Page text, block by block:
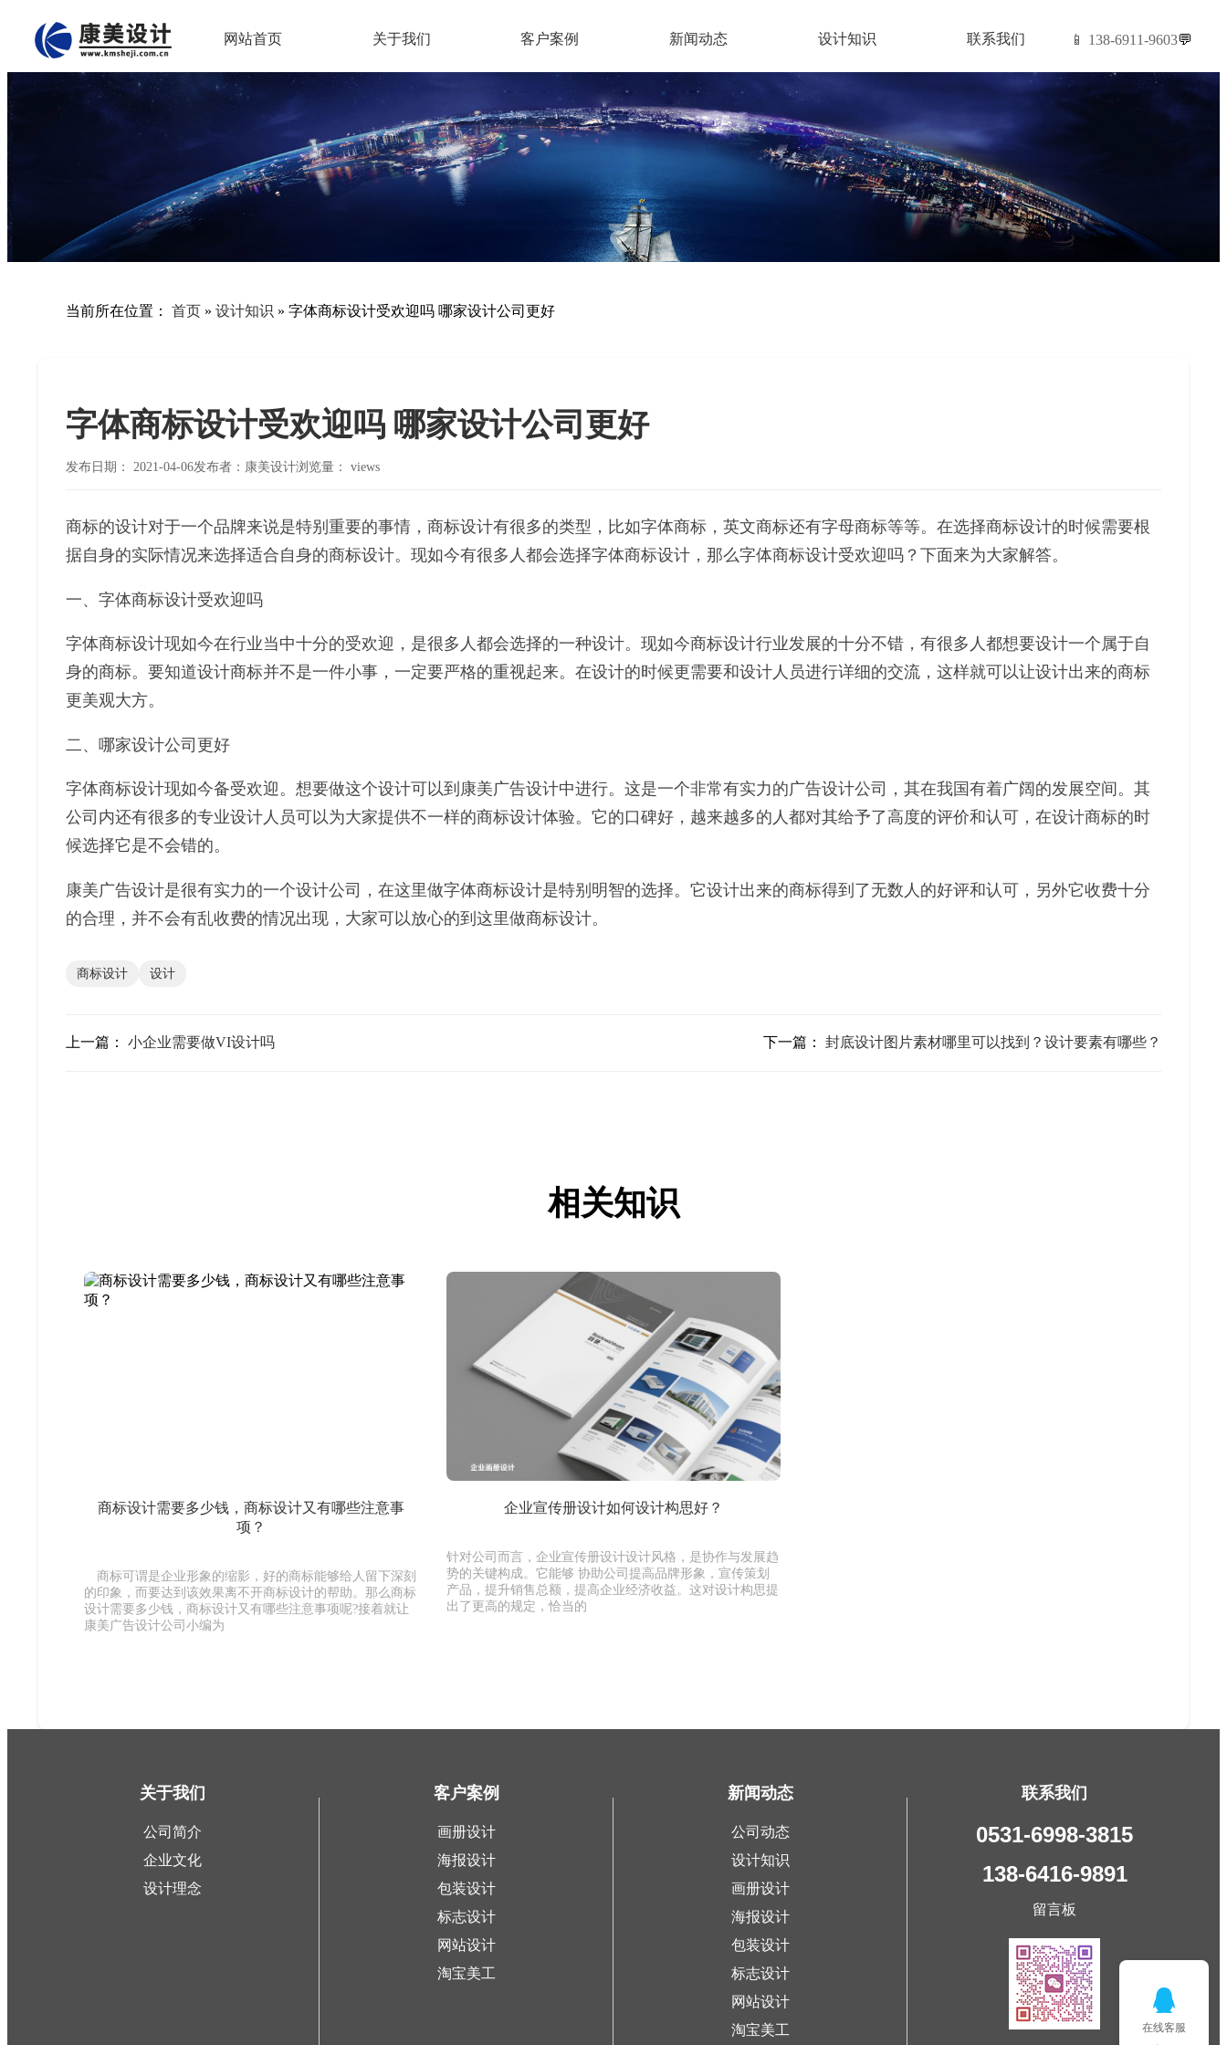
网站首页 关于我们 客户案例 新闻动态 设计知识 联系我们 📱 138-6911-9603💬
当前所在位置： 首页 » 设计知识 » 字体商标设计受欢迎吗 哪家设计公司更好
字体商标设计受欢迎吗 哪家设计公司更好
发布日期： 2021-04-06发布者：康美设计浏览量： views
商标的设计对于一个品牌来说是特别重要的事情，商标设计有很多的类型，比如字体商标，英文商标还有字母商标等等。在选择商标设计的时候需要根
据自身的实际情况来选择适合自身的商标设计。现如今有很多人都会选择字体商标设计，那么字体商标设计受欢迎吗？下面来为大家解答。
一、字体商标设计受欢迎吗
字体商标设计现如今在行业当中十分的受欢迎，是很多人都会选择的一种设计。现如今商标设计行业发展的十分不错，有很多人都想要设计一个属于自
身的商标。要知道设计商标并不是一件小事，一定要严格的重视起来。在设计的时候更需要和设计人员进行详细的交流，这样就可以让设计出来的商标
更美观大方。
二、哪家设计公司更好
字体商标设计现如今备受欢迎。想要做这个设计可以到康美广告设计中进行。这是一个非常有实力的广告设计公司，其在我国有着广阔的发展空间。其
公司内还有很多的专业设计人员可以为大家提供不一样的商标设计体验。它的口碑好，越来越多的人都对其给予了高度的评价和认可，在设计商标的时
候选择它是不会错的。
康美广告设计是很有实力的一个设计公司，在这里做字体商标设计是特别明智的选择。它设计出来的商标得到了无数人的好评和认可，另外它收费十分
的合理，并不会有乱收费的情况出现，大家可以放心的到这里做商标设计。
商标设计 设计
上一篇： 小企业需要做VI设计吗 下一篇： 封底设计图片素材哪里可以找到？设计要素有哪些？
相关知识
商标设计需要多少钱，商标设计又有哪些注意事
项？
商标可谓是企业形象的缩影，好的商标能够给人留下深刻
的印象，而要达到该效果离不开商标设计的帮助。那么商标
设计需要多少钱，商标设计又有哪些注意事项呢?接着就让
康美广告设计公司小编为
企业宣传册设计如何设计构思好？
针对公司而言，企业宣传册设计设计风格，是协作与发展趋
势的关键构成。它能够 协助公司提高品牌形象，宣传策划
产品，提升销售总额，提高企业经济收益。这对设计构思提
出了更高的规定，恰当的
关于我们
公司简介
企业文化
设计理念
客户案例
画册设计
海报设计
包装设计
标志设计
网站设计
淘宝美工
新闻动态
公司动态
设计知识
画册设计
海报设计
包装设计
标志设计
网站设计
淘宝美工
联系我们
0531-6998-3815
138-6416-9891
留言板
在线客服